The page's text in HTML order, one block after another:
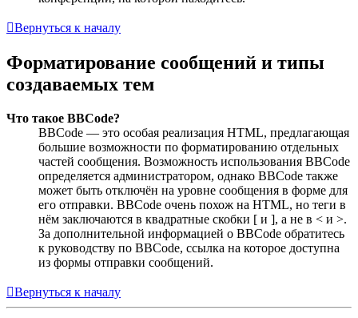
Вернуться к началу
Форматирование сообщений и типы
создаваемых тем
Что такое BBCode?
BBCode — это особая реализация HTML, предлагающая
большие возможности по форматированию отдельных
частей сообщения. Возможность использования BBCode
определяется администратором, однако BBCode также
может быть отключён на уровне сообщения в форме для
его отправки. BBCode очень похож на HTML, но теги в
нём заключаются в квадратные скобки [ и ], а не в < и >.
За дополнительной информацией о BBCode обратитесь
к руководству по BBCode, ссылка на которое доступна
из формы отправки сообщений.
Вернуться к началу